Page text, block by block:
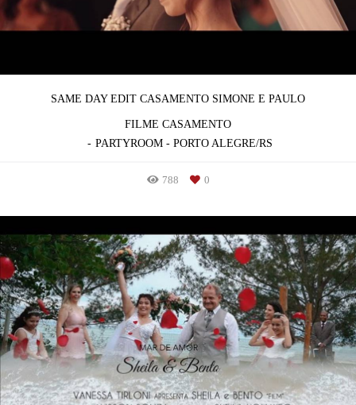
SAME DAY EDIT CASAMENTO SIMONE E PAULO
FILME CASAMENTO
PARTYROOM - PORTO ALEGRE/RS
788 0